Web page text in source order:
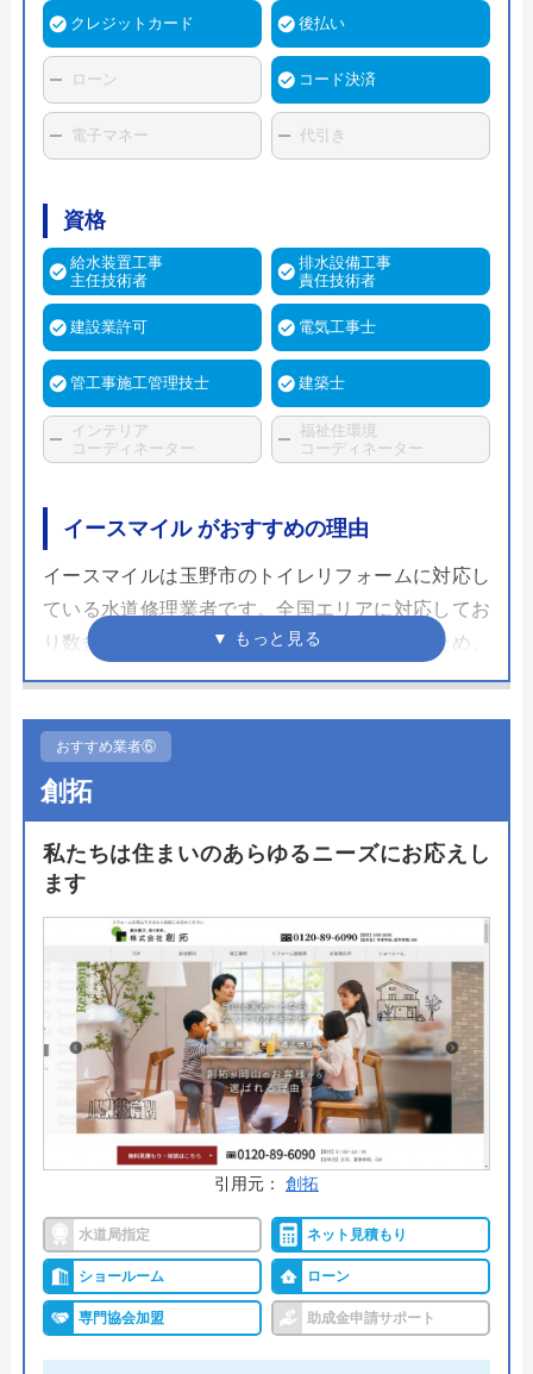
クレジットカード 後払い
ローン コード決済
電子マネー 代引き
資格
給水装置工事
主任技術者
排水設備工事
責任技術者
建設業許可 電気工事士
管工事施工管理技士 建築士
インテリア
コーディネーター
福祉住環境
コーディネーター
イースマイル がおすすめの理由
イースマイルは玉野市のトイレリフォームに対応し
ている水道修理業者です。全国エリアに対応してお
り数多くのトイレの修理や交換してきているため、
その実績だけでなく、さまざまな自治体の水道局か
め、技術面では非常に信頼できる業者です。
支払い方法も多彩で、現金だけではなくクレジット
カードやモバイル決済を利用することも出来ます。
24時間365日で対応可能で見積もりや出張料も無料
公式サイトで
料金詳細を見る
今すぐ電話で相談する
0120-091-026
受付時間： 24時間
イースマイル の基本情報
運営会社 株式会社イ―スマイル
代表者 島村禮孝
おすすめ業者⑥
創拓
私たちは住まいのあらゆるニーズにお応えし
ます
引用元： 創拓
水道局指定 ネット見積もり
ショールーム ローン
専門協会加盟 助成金申請サポート